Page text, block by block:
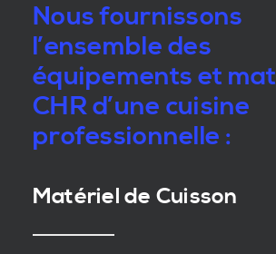
Nous fournissons
l’ensemble des
équipements et
CHR d’une cuisine
professionnelle :
Matériel de Cuisson